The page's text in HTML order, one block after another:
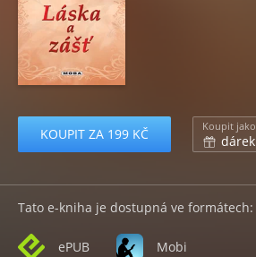
KOUPIT ZA 199 KČ Koupit jako
dárek
Tato e-kniha je dostupná ve formátech:
ePUB Mobi